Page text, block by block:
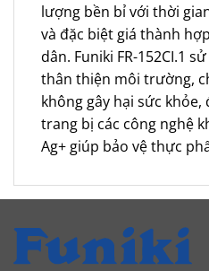
lượng bền bỉ với thời
và đặc biệt giá thành
dân. Funiki FR-152CI.1
thân thiện môi trường,
không gây hại sức
trang bị các công nghệ
Ag+ giúp bảo vệ thực